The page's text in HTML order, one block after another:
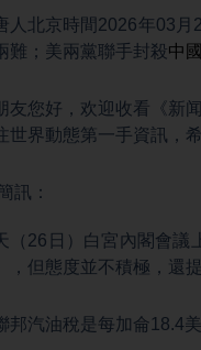
人北京時間2026年03
難；美兩黨聯手封殺中
友您好，欢迎收看《新
世界動態第一手資訊，
訊：
（26日）白宮內閣會議
，但態度並不積極，還
邦汽油稅是每加侖18.4